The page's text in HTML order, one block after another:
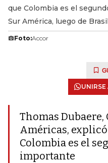
que Colombia es el
Sur América, luego de
Foto:Accor
Thomas Dubaere,
Américas, explicó
Colombia es el
importante